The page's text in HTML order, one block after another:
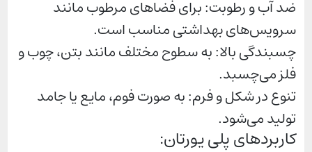
ضد آب و رطوبت: برای فضاهای مرطوب مانند
سرویس‌های بهداشتی مناسب است.
چسبندگی بالا: به سطوح مختلف مانند بتن، چوب و
فلز می‌چسبد.
تنوع در شکل و فرم: به صورت فوم، مایع یا جامد
تولید می‌شود.
کاربردهای پلی یورتان: